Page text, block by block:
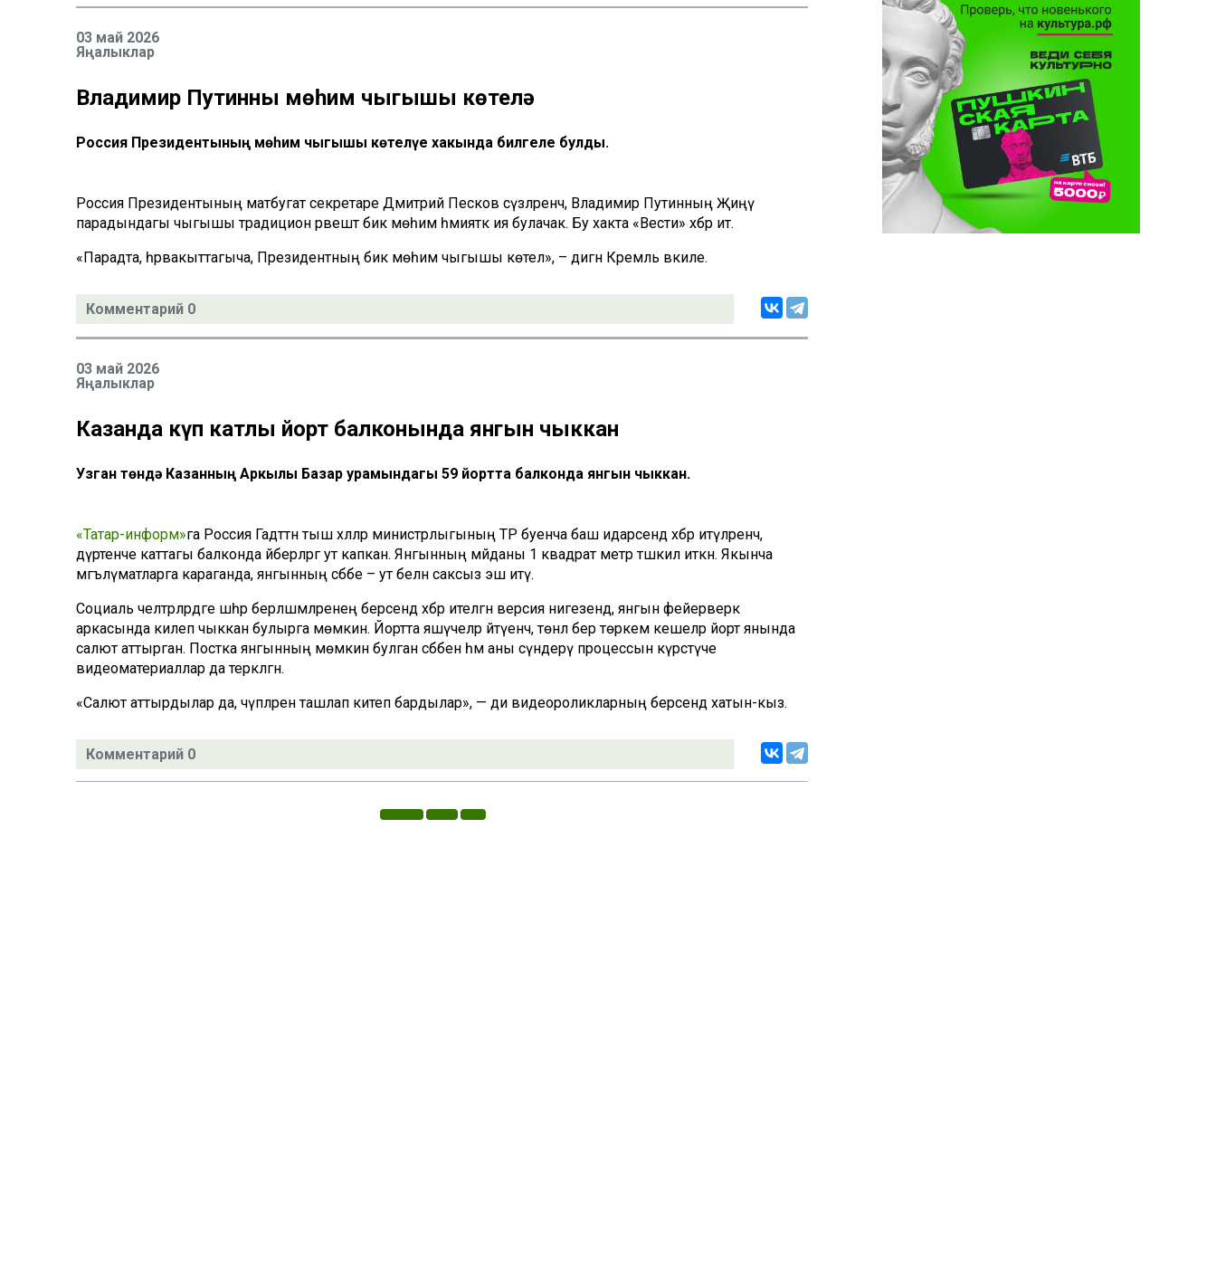
03 май 2026
Яңалыклар
Владимир Путинның мөһим чыгышы көтелә
Россия Президентының мөһим чыгышы көтелүе хакында билгеле булды.
Россия Президентының матбугат секретаре Дмитрий Песков сүзләренчә, Владимир Путинның Җиңү
парадындагы чыгышы традицион рәвештә бик мөһим әһәмияткә ия булачак. Бу хакта «Вести» хәбәр итә.
«Парадта, һәрвакыттагыча, Президентның бик мөһим чыгышы көтелә», – дигән Кремль вәкиле.
Комментарий 0
03 май 2026
Яңалыклар
Казанда күп катлы йорт балконында янгын чыккан
Узган төндә Казанның Аркылы Базар урамындагы 59 йортта балконда янгын чыккан.
«Татар-информ»га Россия Гадәттән тыш хәлләр министрлыгының ТР буенча баш идарәсендә хәбәр итүләренчә,
дүртенче каттагы балконда әйберләргә ут капкан. Янгынның мәйданы 1 квадрат метр тәшкил иткән. Якынча
мәгълүматларга караганда, янгынның сәбәбе – ут белән саксыз эш итү.
Социаль челтәрләрдәге шәһәр берләшмәләренең берсендә хәбәр ителгән версия нигезендә, янгын фейерверк
аркасында килеп чыккан булырга мөмкин. Йортта яшәүчеләр әйтүенчә, төнлә бер төркем кешеләр йорт янында
салют аттырган. Постка янгынның мөмкин булган сәбәбен һәм аны сүндерү процессын күрсәтүче
видеоматериаллар да теркәлгән.
«Салют аттырдылар да, чүпләрен ташлап китеп бардылар», — ди видеороликларның берсендә хатын-кыз.
Комментарий 0